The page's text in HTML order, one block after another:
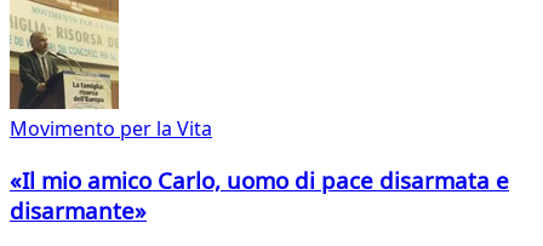
Movimento per la Vita
«Il mio amico Carlo, uomo di pace disarmata e
disarmante»